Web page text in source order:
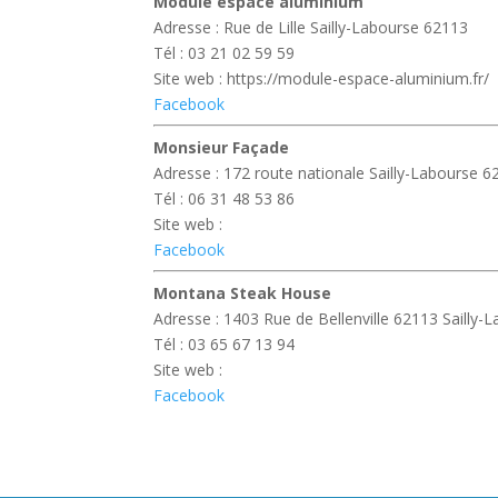
Adresse : Rue de Lille Sailly-Labourse 62113
Tél : 03 21 02 59 59
Site web : https://module-espace-aluminium.fr/
Facebook
Monsieur Façade
Adresse : 172 route nationale Sailly-Labourse
Tél : 06 31 48 53 86
Site web :
Facebook
Montana Steak House
Adresse : 1403 Rue de Bellenville 62113 Sailly-
Tél : 03 65 67 13 94
Site web :
Facebook